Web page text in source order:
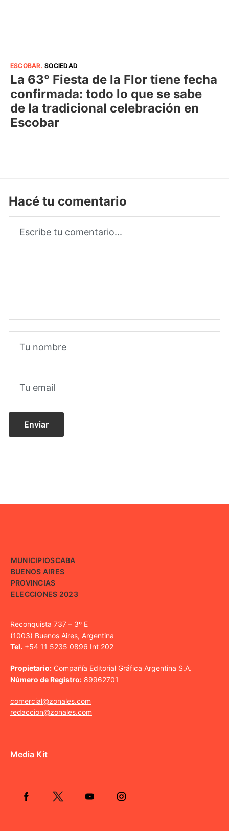
ESCOBAR.SOCIEDAD
La 63° Fiesta de la Flor tiene fecha
confirmada: todo lo que se sabe
de la tradicional celebración en
Escobar
Hacé tu comentario
MUNICIPIOSCABA
BUENOS AIRES
PROVINCIAS
ELECCIONES 2023
Reconquista 737 – 3º E
(1003) Buenos Aires, Argentina
Tel. +54 11 5235 0896 Int 202
Propietario: Compañía Editorial Gráfica Argentina S.A.
Número de Registro: 89962701
comercial@zonales.com
redaccion@zonales.com
Media Kit